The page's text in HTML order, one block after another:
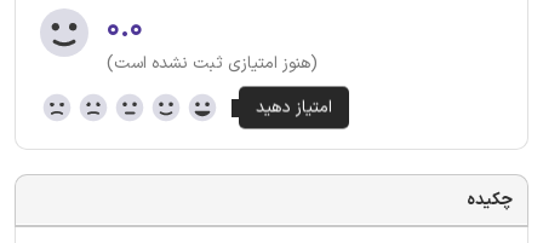
۰.۰
(هنوز امتیازی ثبت نشده است)
چکیده